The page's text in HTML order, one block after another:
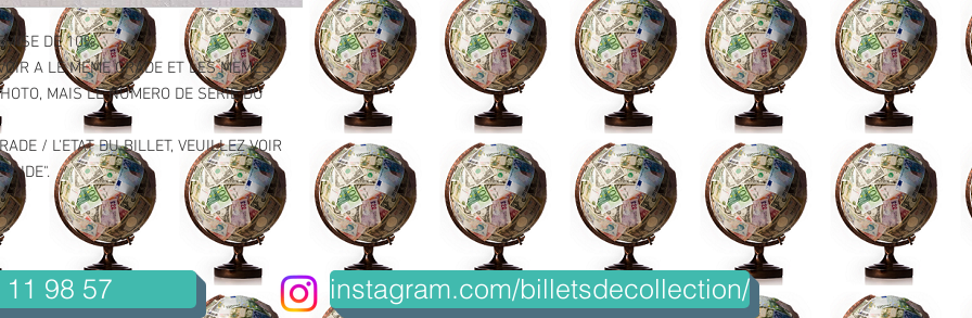
DE 10%.
A LE MEME GRADE ET LES MEMES
MAIS LE NUMERO DE SERIE DU
/ L'ETAT DU BILLET, VEUILLEZ VOIR
98 57 instagram.com/billetsdecollection/